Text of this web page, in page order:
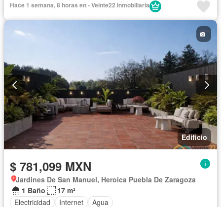
Hace 1 semana, 8 horas en - Veinte22 Inmobiliaria
Edificio
$ 781,099 MXN
Jardines De San Manuel, Heroica Puebla De Zaragoza
1 Baño
17 m²
Electricidad
Internet Agua